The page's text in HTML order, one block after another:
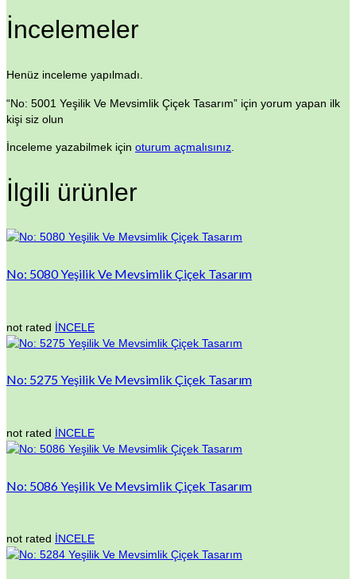
İncelemeler
Henüz inceleme yapılmadı.
“No: 5001 Yeşilik Ve Mevsimlik Çiçek Tasarım” için yorum yapan ilk
kişi siz olun
İnceleme yazabilmek için oturum açmalısınız
İlgili ürünler
No: 5080 Yeşilik Ve Mevsimlik Çiçek Tasarım
not rated İNCELE
No: 5275 Yeşilik Ve Mevsimlik Çiçek Tasarım
not rated İNCELE
No: 5086 Yeşilik Ve Mevsimlik Çiçek Tasarım
not rated İNCELE